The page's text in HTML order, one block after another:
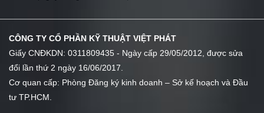
CÔNG TY CỔ PHẦN KỸ THUẬT VIỆT PHÁT
Giấy CNĐKDN: 0311809435 - Ngày cấp 29/05/2012, được sửa
đổi lần thứ 2 ngày 16/06/2017.
Cơ quan cấp: Phòng Đăng ký kinh doanh – Sở kế hoạch và Đầu
tư TP.HCM.